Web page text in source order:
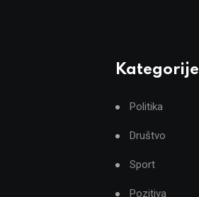
Kategorije
Politika
Društvo
Sport
Pozitiva